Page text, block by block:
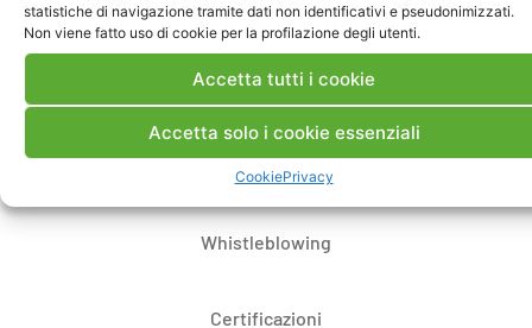
statistiche di navigazione tramite dati non identificativi e pseudonimizzati.
Non viene fatto uso di cookie per la profilazione degli utenti.
Accetta tutti i cookie
Accetta solo i cookie essenziali
CookiePrivacy
Note Legali
Dove siamo
Bandi di gara e contratti
Whistleblowing
Certificazioni